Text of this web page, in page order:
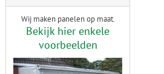
Wij maken panelen op maat.
Bekijk hier enkele
voorbeelden